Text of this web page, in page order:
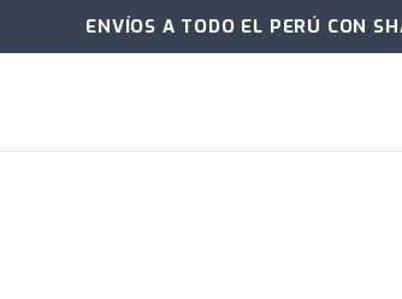
ENVÍOS A TODO EL PERÚ CON